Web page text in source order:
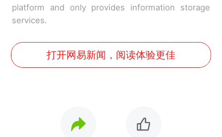
platform and only provides information storage
services.
打开网易新闻，阅读体验更佳